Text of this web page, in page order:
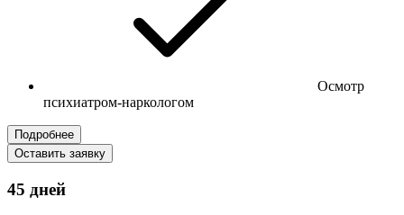
Осмотр
психиатром-наркологом
Подробнее
Оставить заявку
45 дней